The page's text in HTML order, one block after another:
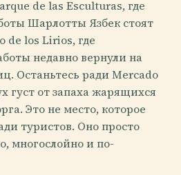
de las Esculturas, где
Шарлотты Язбек стоят
de los Lirios, где
недавно вернули на
Останьтесь ради Mercado
густ от запаха жарящихся
Это не место, которое
туристов. Оно просто
многослойно и по-